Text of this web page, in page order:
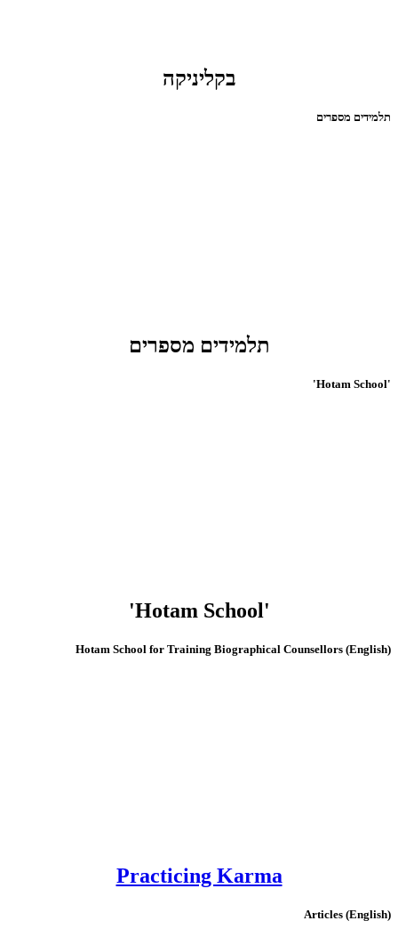
בקליניקה
תלמידים מספרים
תלמידים מספרים
'Hotam School'
'Hotam School'
(English) Hotam School for Training Biographical Counsellors
Practicing Karma
(English) Articles